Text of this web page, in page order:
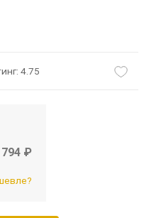
4.75
794 ₽